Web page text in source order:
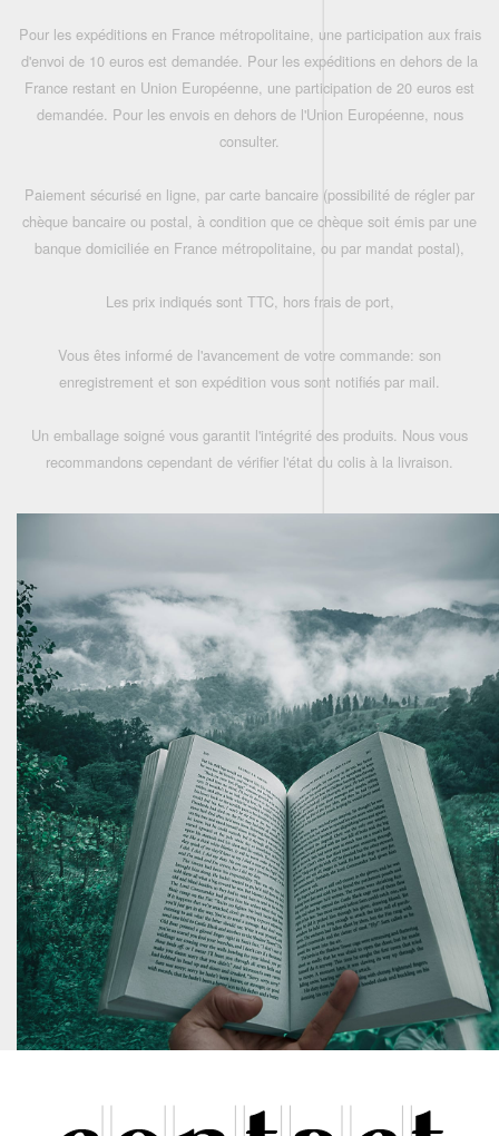
Pour les expéditions en France métropolitaine, une participation aux frais
d'envoi de 10 euros est demandée. Pour les expéditions en dehors de la
France restant en Union Européenne, une participation de 20 euros est
demandée. Pour les envois en dehors de l'Union Européenne, nous
consulter.
Paiement sécurisé en ligne, par carte bancaire (possibilité de régler par
chèque bancaire ou postal, à condition que ce chèque soit émis par une
banque domiciliée en France métropolitaine, ou par mandat postal),
Les prix indiqués sont TTC, hors frais de port,
Vous êtes informé de l'avancement de votre commande: son
enregistrement et son expédition vous sont notifiés par mail.
Un emballage soigné vous garantit l'intégrité des produits. Nous vous
recommandons cependant de vérifier l'état du colis à la livraison.